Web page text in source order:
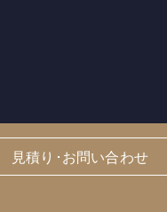
見積り･お問い合わせ